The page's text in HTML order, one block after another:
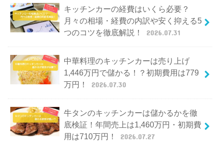
キッチンカーの経費はいくら必要？
月々の相場・経費の内訳や安く抑える5
つのコツを徹底解説！
2026.07.31
中華料理のキッチンカーは売り上げ
1,446万円で儲かる！？初期費用は779
万円！
2026.07.30
牛タンのキッチンカーは儲かるかを徹
底検証！年間売上は1,460万円・初期費
用は710万円！
2026.07.27